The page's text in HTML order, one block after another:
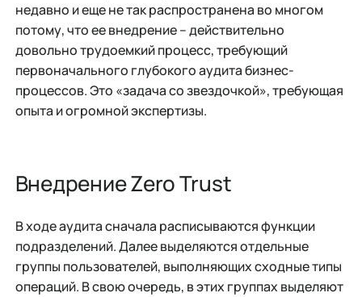
недавно и еще не так распространена во многом
потому, что ее внедрение – действительно
довольно трудоемкий процесс, требующий
первоначального глубокого аудита бизнес-
процессов. Это «задача со звездочкой», требующая
опыта и огромной экспертизы.
Внедрение Zero Trust
В ходе аудита сначала расписываются функции
подразделений. Далее выделяются отдельные
группы пользователей, выполняющих сходные типы
операций. В свою очередь, в этих группах выделяют